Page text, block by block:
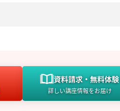
資料請求・無料体験
詳しい講座情報をお届け